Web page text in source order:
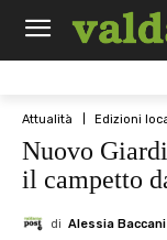
Attualità Edizioni
Nuovo
il campetto
di Alessia Baccani